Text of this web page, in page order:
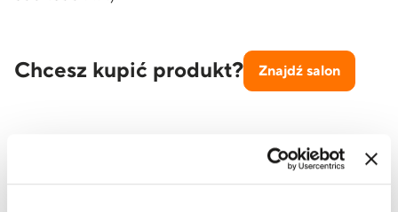
Chcesz kupić produkt? Znajdź salon